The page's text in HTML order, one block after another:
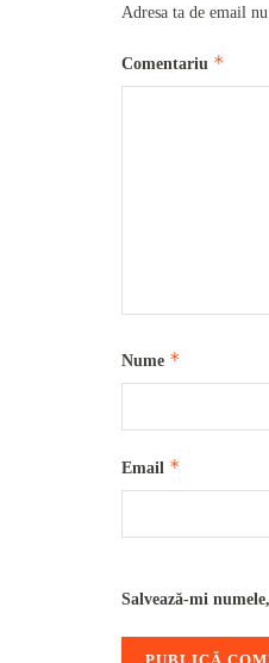
Adresa ta de email
Comentariu *
Nume *
Email *
Salvează-mi